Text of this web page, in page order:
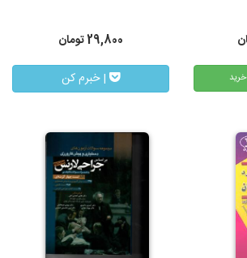
29,800تومان
| خبرم کن